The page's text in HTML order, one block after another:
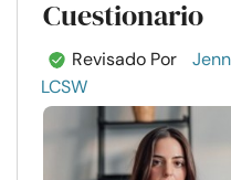
Cuestionario
Revisado Por
LCSW